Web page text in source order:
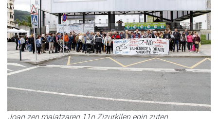
Joan zen maiatzaren 11n Zizurkilen egin zuten